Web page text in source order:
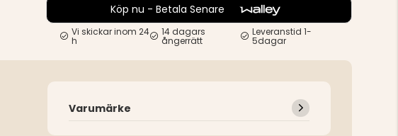
Köp nu - Betala Senare
Vi skickar inom 24
h
14 dagars
ångerrätt
Leveranstid 1-
5dagar
Varumärke